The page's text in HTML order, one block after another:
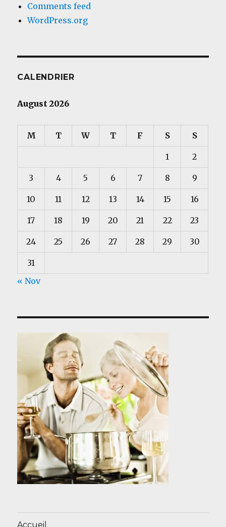
Comments feed
WordPress.org
CALENDRIER
August 2026
M T W T F S S
1 2
3 4 5 6 7 8 9
10 11 12 13 14 15 16
17 18 19 20 21 22 23
24 25 26 27 28 29 30
31
« Nov
Accueil